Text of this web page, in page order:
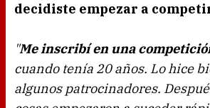
decidiste empezar a
"Me inscribí en una
cuando tenía 20 años. Lo hice
algunos patrocinadores.